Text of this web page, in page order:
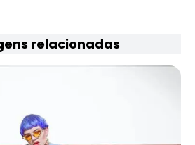
relacionadas